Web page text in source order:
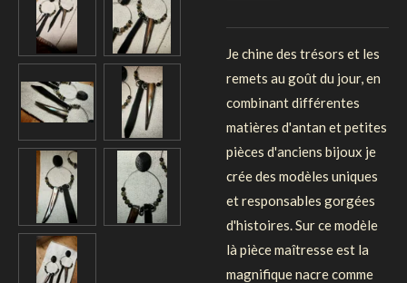
Je chine des trésors et les
remets au goût du jour, en
combinant différentes
matières d'antan et petites
pièces d'anciens bijoux je
crée des modèles uniques
et responsables gorgées
d'histoires. Sur ce modèle
là pièce maîtresse est la
magnifique nacre comme